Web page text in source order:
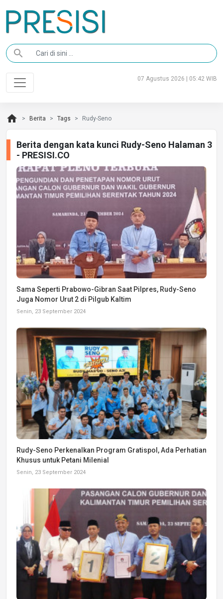
search
07 Agustus 2026 | 05:42 WIB
home Berita Tags Rudy-Seno
Berita dengan kata kunci Rudy-Seno Halaman 3
- PRESISI.CO
Sama Seperti Prabowo-Gibran Saat Pilpres, Rudy-Seno
Juga Nomor Urut 2 di Pilgub Kaltim
Senin, 23 September 2024
Rudy-Seno Perkenalkan Program Gratispol, Ada Perhatian
Khusus untuk Petani Milenial
Senin, 23 September 2024